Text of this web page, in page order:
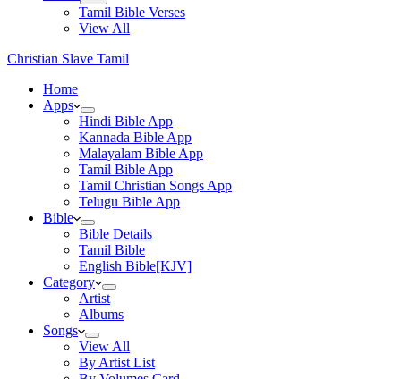
Tamil Bible Verses
View All
Christian Slave Tamil
Home
Apps
Hindi Bible App
Kannada Bible App
Malayalam Bible App
Tamil Bible App
Tamil Christian Songs App
Telugu Bible App
Bible
Bible Details
Tamil Bible
English Bible[KJV]
Category
Artist
Albums
Songs
View All
By Artist List